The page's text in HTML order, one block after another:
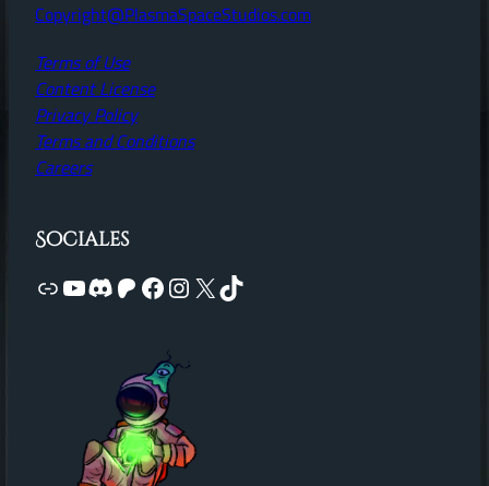
Copyright@PlasmaSpaceStudios.com
Terms of Use
Content License
Privacy Policy
Terms and Conditions
Careers
Sociales
Link YouTube Discord Patreon Facebook Instagram X TikTok